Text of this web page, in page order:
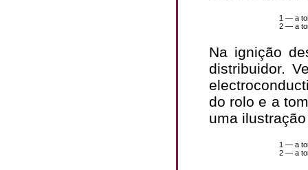
1 — a
2 — a
Na ignição
distribuidor.
do rolo e a
uma
1 — a
2 — a